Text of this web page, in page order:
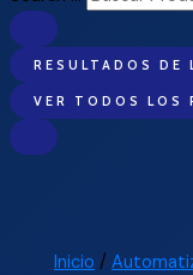
RESULTADOS DE
VER TODOS LOS
Inicio /